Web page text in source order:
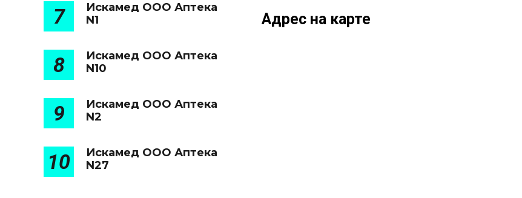
Адрес на карте
7
Искамед ООО Аптека
N1
8
Искамед ООО Аптека
N10
9
Искамед ООО Аптека
N2
10
Искамед ООО Аптека
N27